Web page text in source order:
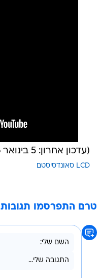
(עדכון אחרון: 5 בינואר 2016, 12:30)
LCD סאונדסיסטם
טרם התפרסמו תגובות